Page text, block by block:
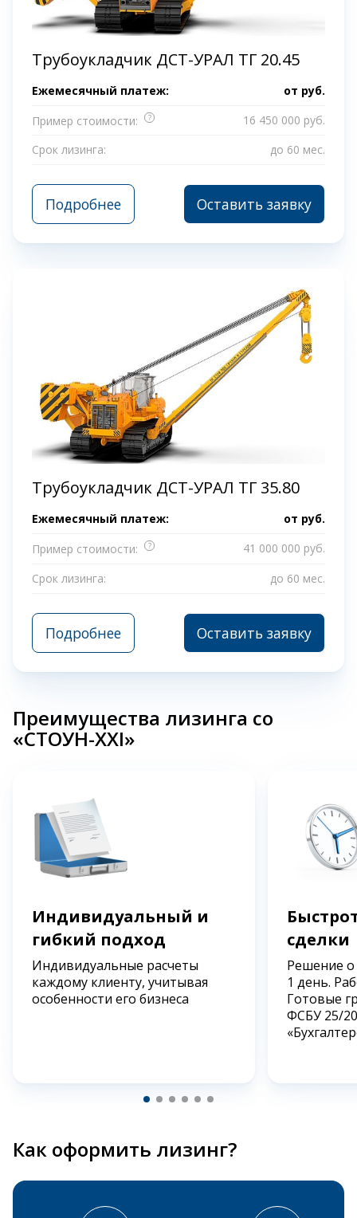
Трубоукладчик ДСТ-УРАЛ ТГ 20.45
Ежемесячный платеж: от руб.
Пример стоимости:
?
16 450 000 руб.
Срок лизинга:
до 60 мес.
Подробнее Оставить заявку
Трубоукладчик ДСТ-УРАЛ ТГ 35.80
Ежемесячный платеж: от руб.
Пример стоимости:
?
41 000 000 руб.
Срок лизинга:
до 60 мес.
Подробнее Оставить заявку
Преимущества лизинга со
«СТОУН-XXI»
Индивидуальный и
гибкий подход
Индивидуальные расчеты
каждому клиенту, учитывая
особенности его бизнеса
сделки
Решение
1 день.
Готовые
ФСБУ 25/
Как оформить лизинг?